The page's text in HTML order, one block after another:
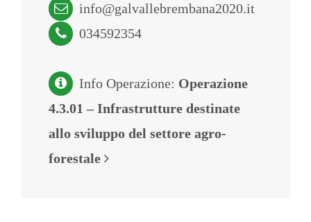
info@galvallebrembana2020.it
034592354
Info Operazione: Operazione
4.3.01 – Infrastrutture destinate
allo sviluppo del settore agro-
forestale